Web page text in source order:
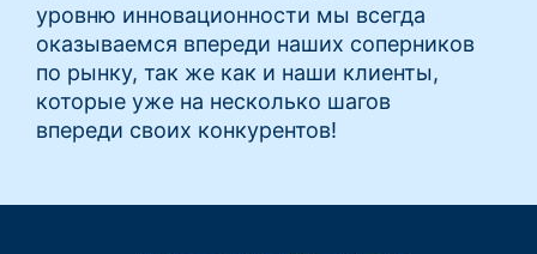
уровню инновационности мы всегда
оказываемся впереди наших соперников
по рынку, так же как и наши клиенты,
которые уже на несколько шагов
впереди своих конкурентов!